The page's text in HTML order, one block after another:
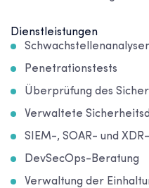
Dienstleistungen
Penetrationstests
Überprüfung des
Verwaltete
SIEM-, SOAR- und
DevSecOps-Beratung
Verwaltung der